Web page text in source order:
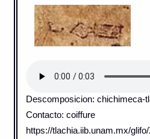
Descomposicion: chichimeca-
Contacto: coiffure
https://tlachia.iib.unam.mx/